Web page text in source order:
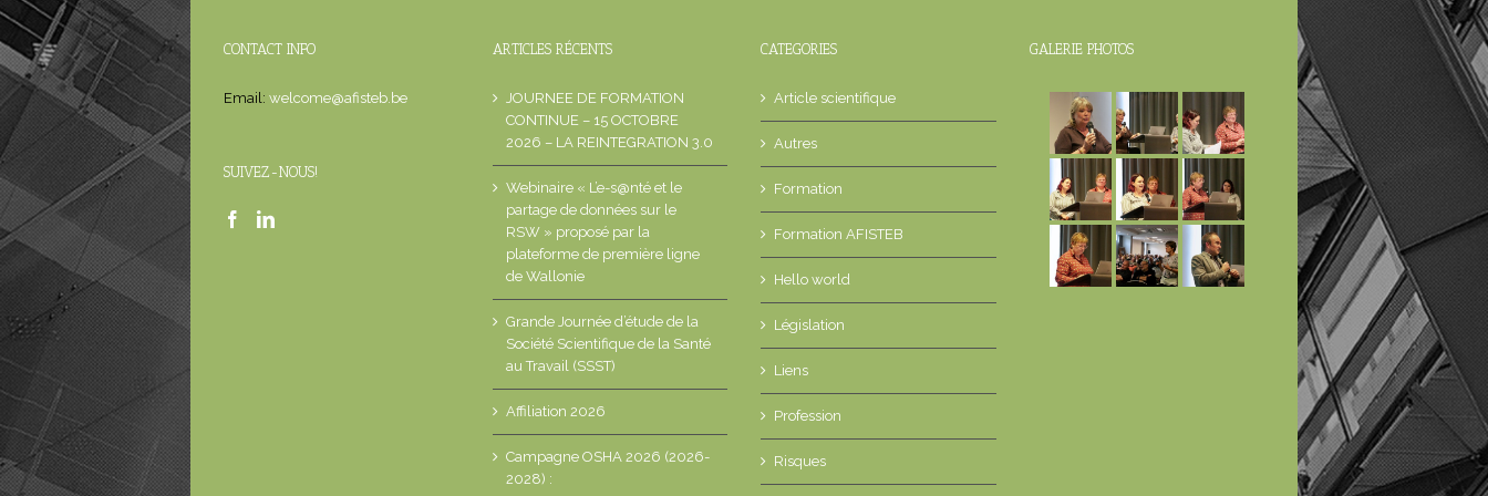
CONTACT INFO
Email: welcome@afisteb.be
SUIVEZ-NOUS!
ARTICLES RÉCENTS
JOURNEE DE FORMATION
CONTINUE – 15 OCTOBRE
2026 – LA REINTEGRATION 3.0
Webinaire « L’e-s@nté et le
partage de données sur le
RSW » proposé par la
plateforme de première ligne
de Wallonie
Grande Journée d’étude de la
Société Scientifique de la Santé
au Travail (SSST)
Affiliation 2026
Campagne OSHA 2026 (2026-
2028) :
CATEGORIES
Article scientifique
Autres
Formation
Formation AFISTEB
Hello world
Législation
Liens
Profession
Risques
GALERIE PHOTOS